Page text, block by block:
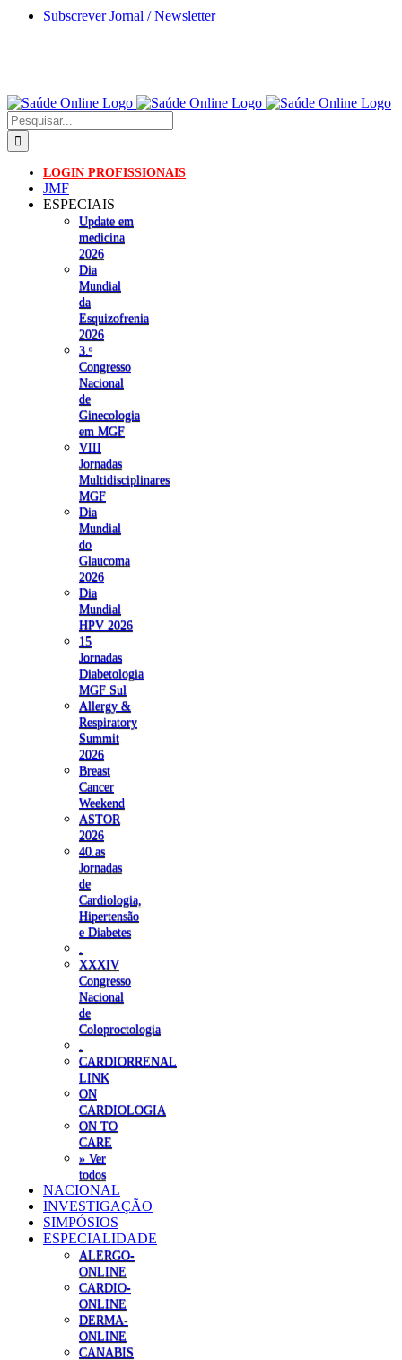
Skip
Subscrever Jornal / Newsletter
Pesquisar
LOGIN PROFISSIONAIS
JMF
ESPECIAIS
Update em
medicina
2026
Dia
Mundial
da
Esquizofrenia
2026
3.ᵒ
Congresso
Nacional
de
Ginecologia
em MGF
VIII
Jornadas
Multidisciplinares
MGF
Dia
Mundial
do
Glaucoma
2026
Dia
Mundial
HPV 2026
15
Jornadas
Diabetologia
MGF Sul
Allergy &
Respiratory
Summit
2026
Breast
Cancer
Weekend
ASTOR
2026
40.as
Jornadas
de
Cardiologia,
Hipertensão
e Diabetes
XXXIV
Congresso
Nacional
de
Coloproctologia
CARDIORRENAL
LINK
ON
CARDIOLOGIA
ON TO
CARE
» Ver
todos
NACIONAL
INVESTIGAÇÃO
SIMPÓSIOS
ESPECIALIDADE
ALERGO-
ONLINE
CARDIO-
ONLINE
DERMA-
ONLINE
CANABIS